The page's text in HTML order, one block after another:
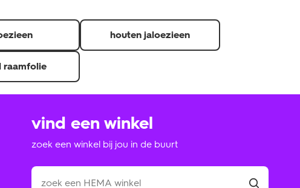
houten jaloezieen
raamfolie
vind een winkel
zoek een winkel bij jou in de buurt